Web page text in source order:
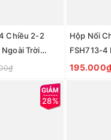
Chiều 2-2
Trời
Nhựa -
Hộp Nối
FSH713-4
kiện đèn
195.000₫
28%